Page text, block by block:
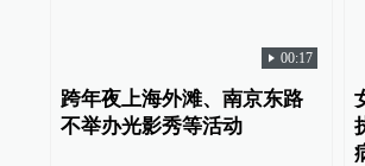
00:17
跨年夜上海外滩、南京东路
不举办光影秀等活动